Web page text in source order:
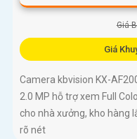
Giá
Giá
Camera kbvision KX-
2.0 MP hỗ trợ xem Full
cho nhà xưởng, kho hàng
rõ nét